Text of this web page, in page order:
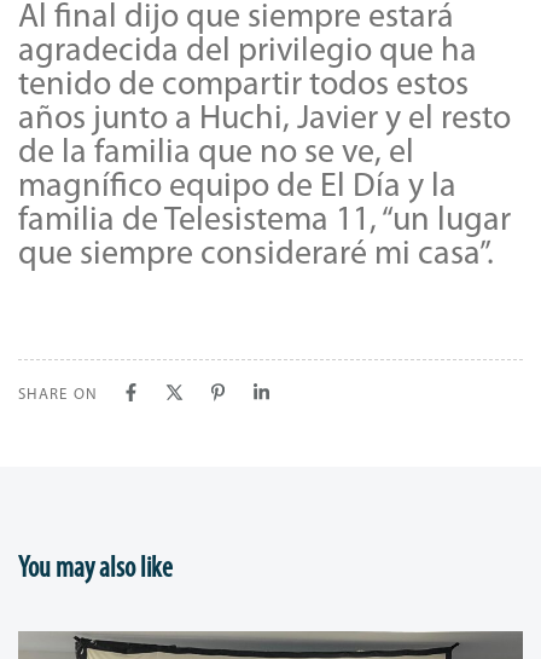
Al final dijo que siempre estará
agradecida del privilegio que ha
tenido de compartir todos estos
años junto a Huchi, Javier y el resto
de la familia que no se ve, el
magnífico equipo de El Día y la
familia de Telesistema 11, “un lugar
que siempre consideraré mi casa”.
SHARE ON
You may also like